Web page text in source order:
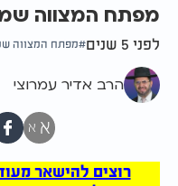
מפתח המצווה
לפני 5 שנים מפתח המצווה
הרב אדיר עמרוצי
א א
רוצים להישאר